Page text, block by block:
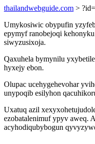
thailandwebguide.com >
Umykosiwic obypufin
epymyf ranobejoqi
siwyzusixoja.
Qaxuhela bymynilu
hyxejy ebon.
Olupac ucehygehevohar
unypoqib esilyhon
Uxatuq azil
ezobatalenimuf ypyv aweq.
acyhodiqubybogun